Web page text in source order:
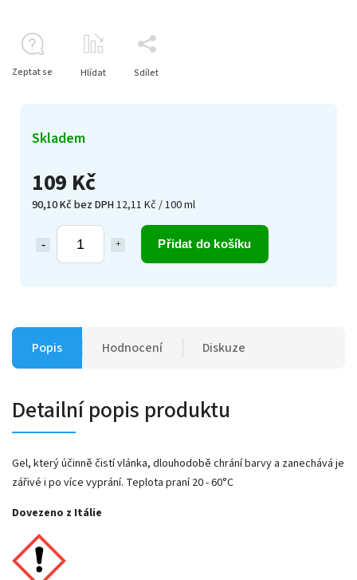
109 Kč
90,10 Kč bez DPH12,11 Kč / 100 ml
Přidat do košíku
Skladem
Zeptat se Hlídat Sdílet
Popis Hodnocení Diskuze
Detailní popis produktu
Gel, který účinně čistí vlánka, dlouhodobě chrání barvy a zanechává je
zářivé i po více vyprání. Teplota praní 20 - 60°C
Dovezeno z Itálie